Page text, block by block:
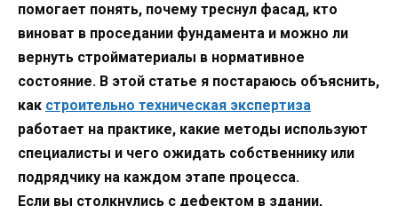
помогает понять, почему треснул фасад, кто
виноват в проседании фундамента и можно ли
вернуть стройматериалы в нормативное
состояние. В этой статье я постараюсь объяснить,
как строительно техническая экспертиза
работает на практике, какие методы используют
специалисты и чего ожидать собственнику или
подрядчику на каждом этапе процесса.
Если вы столкнулись с дефектом в здании,